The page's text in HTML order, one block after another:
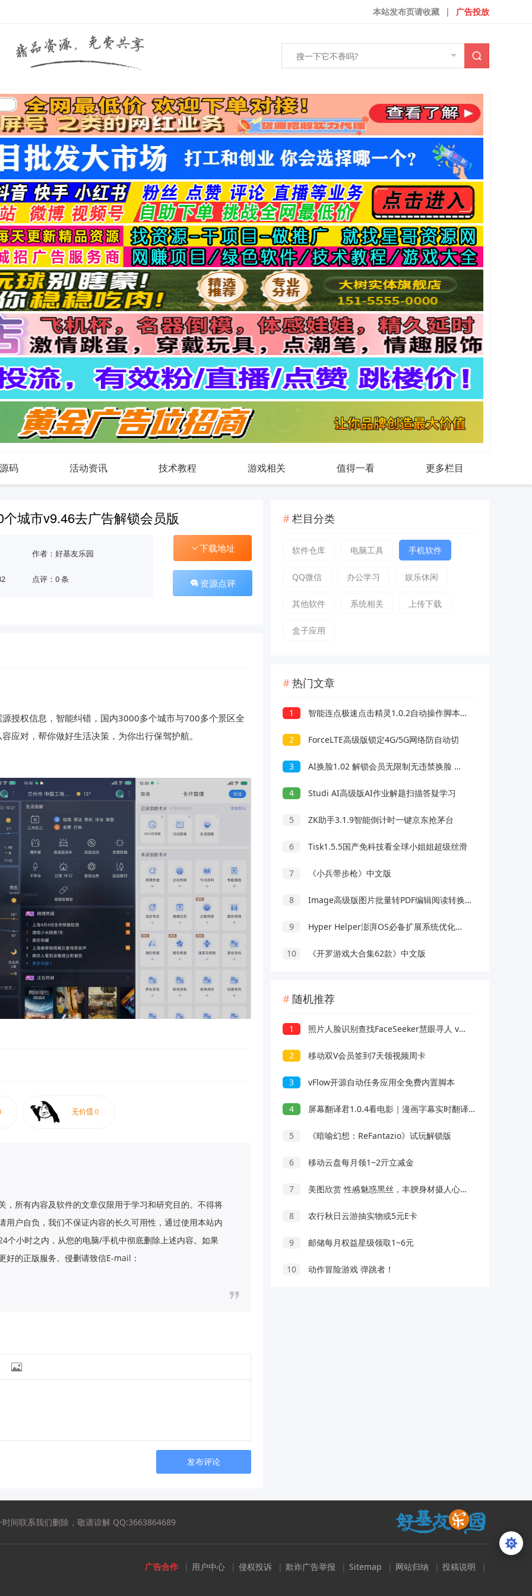
广告投放
|
本站发布页请收藏
码 活动资讯 技术教程 游戏相关 值得一看 更多栏目
城市v9.46去广告解锁会员版
作者：好基友乐园
点评：0 条
下载地址
资源点评
授权信息，智能纠错，国内3000多个城市与700多个景区全
应对，帮你做好生活决策，为你出行保驾护航。
，所有内容及软件的文章仅限用于学习和研究目的。不得将
户自负，我们不保证内容的长久可用性，通过使用本站内
个小时之内，从您的电脑/手机中彻底删除上述内容。如果
好的正版服务。侵删请致信E-mail：

发布评论
栏目分类
软件仓库 电脑工具 手机软件
QQ微信 办公学习 娱乐休闲
其他软件 系统相关 上传下载
盒子应用
热门文章
1 智能连点极速点击精灵1.0.2自动操作脚本录制解放双手
2 ForceLTE高级版锁定4G/5G网络防自动切
3 AI换脸1.02 解锁会员无限制无违禁换脸 支持照片/视频
4 Studi AI高级版AI作业解题扫描答疑学习
5 ZK助手3.1.9智能倒计时一键京东抢茅台
6 Tisk1.5.5国产免科技看全球小姐姐超级丝滑
7 《小兵带步枪》中文版
8 Image高级版图片批量转PDF编辑阅读转换工具
9 Hyper Helper澎湃OS必备扩展系统优化模块
10 《开罗游戏大合集62款》中文版
随机推荐
1 照片人脸识别查找FaceSeeker慧眼寻人 v1.6
2 移动双V会员签到7天领视频周卡
3 vFlow开源自动任务应用全免费内置脚本
4 屏幕翻译君1.0.4看电影｜漫画字幕实时翻译解锁会员
5 《暗喻幻想：ReFantazio》试玩解锁版
6 移动云盘每月领1~2亓立减金
7 美图欣赏 性慼魅惑黑丝，丰腴身材摄人心魄，长相清纯甜美身姿苗
8 农行秋日云游抽实物或5元E卡
9 邮储每月权益星级领取1~6元
10 动作冒险游戏 弹跳者！
间联系我们删除，敬请谅解 QQ:3663864689
广告合作 | 用户中心 | 侵权投诉 | 欺诈广告举报 | Sitemap | 网站归纳 | 投稿说明 |